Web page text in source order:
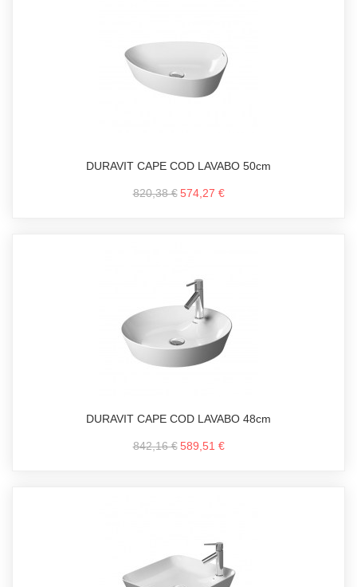
DURAVIT CAPE COD LAVABO 50cm
820,38 € 574,27 €
DURAVIT CAPE COD LAVABO 48cm
842,16 € 589,51 €